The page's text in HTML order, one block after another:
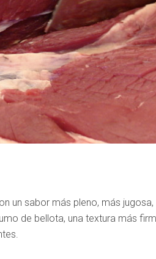
un sabor más pleno, más
de bellota, una textura más